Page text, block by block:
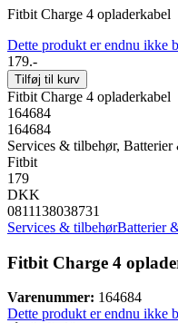
Fitbit Charge 4 opladerkabel
Dette produkt er endnu ikke
179.-
Tilføj til kurv
Fitbit Charge 4 opladerkabel
164684
164684
Services & tilbehør,
Fitbit
179
DKK
0811138038731
Services & tilbehørBatterier
Fitbit Charge 4
Varenummer: 164684
Dette produkt er endnu ikke